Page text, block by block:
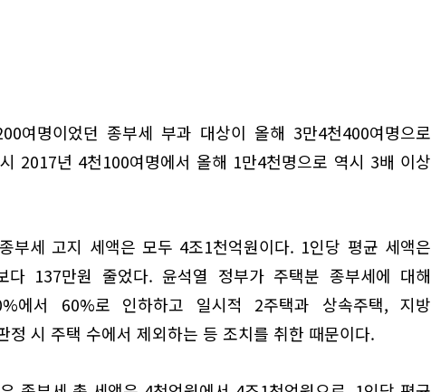
여명이었던 종부세 부과 대상이 올해 3만4천400여명으로
2017년 4천100여명에서 올해 1만4천명으로 역시 3배 이상
부세 고지 세액은 모두 4조1천억원이다. 1인당 평균 세액은
다 137만원 줄었다. 윤석열 정부가 주택분 종부세에 대해
에서 60%로 인하하고 일시적 2주택과 상속주택, 지방
정 시 주택 수에서 제외하는 등 조치를 취한 때문이다.